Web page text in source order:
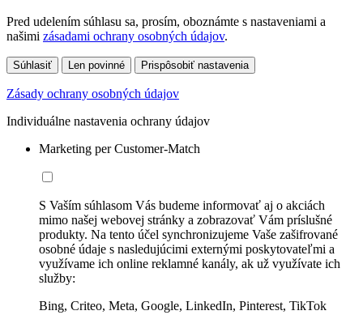
Pred udelením súhlasu sa, prosím, oboznámte s nastaveniami a
našimi zásadami ochrany osobných údajov.
Súhlasiť Len povinné Prispôsobiť nastavenia
Zásady ochrany osobných údajov
Individuálne nastavenia ochrany údajov
Marketing per Customer-Match
S Vaším súhlasom Vás budeme informovať aj o akciách
mimo našej webovej stránky a zobrazovať Vám príslušné
produkty. Na tento účel synchronizujeme Vaše zašifrované
osobné údaje s nasledujúcimi externými poskytovateľmi a
využívame ich online reklamné kanály, ak už využívate ich
služby:
Bing, Criteo, Meta, Google, LinkedIn, Pinterest, TikTok